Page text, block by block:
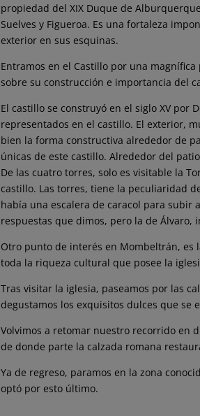
propiedad del XIX Duque de
Suelves y Figueroa. Es una fortaleza
exterior en sus esquinas.
Entramos en el Castillo por una
sobre su construcción e importancia del
El castillo se construyó en el siglo XV por
representados en el castillo. El exterior,
bien la forma constructiva alrededor de
únicas de este castillo. Alrededor del
De las cuatro torres, solo es visitable la
castillo. Las torres, tiene la peculiaridad
había una escalera de caracol para subir
respuestas que dimos, pero la de
Otro punto de interés en Mombeltrán, es
toda la riqueza cultural que posee la
Tras visitar la iglesia, paseamos por las
degustamos los exquisitos dulces que se
Volvimos a retomar nuestro recorrido en
de donde parte la calzada romana
Ya de regreso, paramos en la zona
optó por esto último.